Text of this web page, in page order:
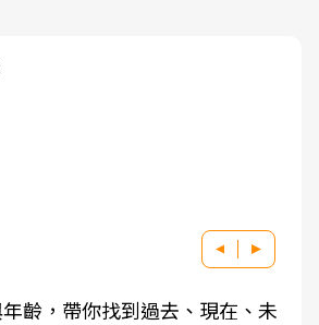
齡，帶你找到過去、現在、未